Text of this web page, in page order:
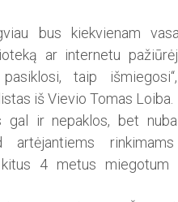
bus kiekvienam
ar internetu
taip
iš Vievio Tomas Loiba.
gal ir nepaklos, bet
kitus 4 metus miegotum